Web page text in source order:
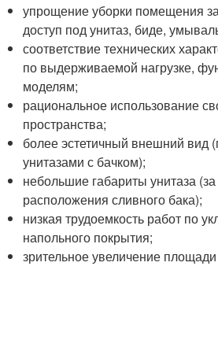
упрощение уборки помещения
доступ под унитаз, биде,
соответствие технических
по выдерживаемой нагрузке,
моделям;
рациональное использование
пространства;
более эстетичный внешний вид
унитазами с бачком);
небольшие габариты унитаза (за
расположения сливного бака);
низкая трудоемкость работ по
напольного покрытия;
зрительное увеличение